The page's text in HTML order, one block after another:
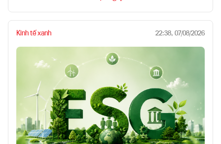
Kinh tế xanh 22:38, 07/08/2026